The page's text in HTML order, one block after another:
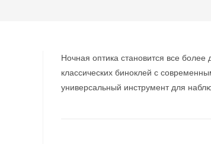
Ночная оптика становится все
классических биноклей с
универсальный инструмент для